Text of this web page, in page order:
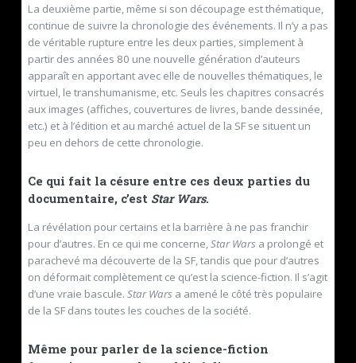
La deuxième partie, même si son découpage est thématique,
continue de suivre la chronologie des événements. Il n’y a pas
de véritable rupture entre les deux parties, simplement à
partir des années 80 une nouvelle génération d’auteurs
apparaît en apportant avec elle de nouvelles thématiques, le
virtuel, le transhumanisme, etc. Seuls les chapitres consacrés
aux images (affiches, couvertures de livres, bande dessinée,
etc.) et à l’édition et au marché actuel de la SF se situent un
peu en dehors de cette chronologie.
Ce qui fait la césure entre ces deux parties du
documentaire, c’est Star Wars.
La révélation pour certains et la barrière à ne pas franchir
pour d’autres. En ce qui me concerne,Star Warsa prolongé et
parachevé ma découverte de la SF, tandis que pour d’autres
on déformait complètement ce qu’est la science-fiction. Il s’agit
d’une vraie bascule. Star Warsa amené le côté très populaire
de la SF dans toutes les couches de la société.
Même pour parler de la science-fiction